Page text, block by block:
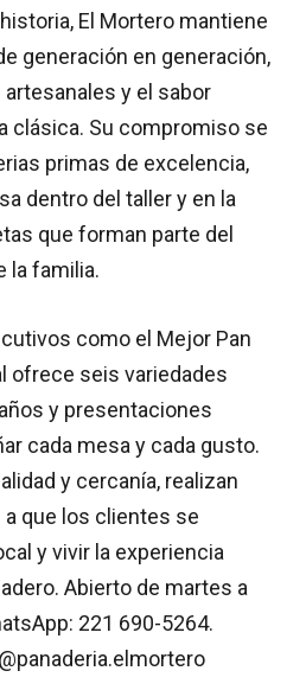
El Mortero mantiene
generación en generación,
y el sabor
clásica. Su compromiso se
primas de excelencia,
dentro del taller y en la
que forman parte del
la familia.
como el Mejor Pan
ofrece seis variedades
y presentaciones
cada mesa y cada gusto.
y cercanía, realizan
que los clientes se
y vivir la experiencia
Abierto de martes a
221 690-5264.